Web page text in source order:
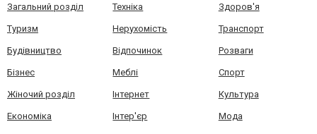
Загальний розділ Техніка Здоров'я
Туризм Нерухомість Транспорт
Будівництво Відпочинок Розваги
Бізнес Меблі Спорт
Жіночий розділ Інтернет Культура
Економіка Інтер'єр Мода